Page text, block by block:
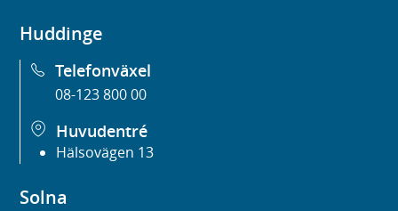
Huddinge
Telefonväxel
08-123 800 00
Huvudentré
Hälsovägen 13
Solna